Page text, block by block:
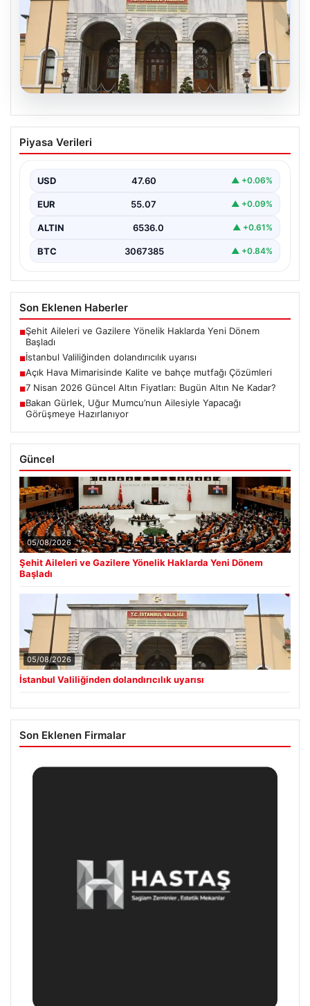
İstanbul Valiliğinden dolandırıcılık
uyarısı
Piyasa Verileri
USD 47.60 ▲ +0.06%
EUR 55.07 ▲ +0.09%
ALTIN 6536.0 ▲ +0.61%
BTC 3067385 ▲ +0.84%
Son Eklenen Haberler
■Şehit Aileleri ve Gazilere Yönelik Haklarda Yeni Dönem
Başladı
■İstanbul Valiliğinden dolandırıcılık uyarısı
■Açık Hava Mimarisinde Kalite ve bahçe mutfağı Çözümleri
■7 Nisan 2026 Güncel Altın Fiyatları: Bugün Altın Ne Kadar?
■Bakan Gürlek, Uğur Mumcu’nun Ailesiyle Yapacağı
Görüşmeye Hazırlanıyor
Güncel
05/08/2026
Şehit Aileleri ve Gazilere Yönelik Haklarda Yeni Dönem
Başladı
05/08/2026
İstanbul Valiliğinden dolandırıcılık uyarısı
Son Eklenen Firmalar